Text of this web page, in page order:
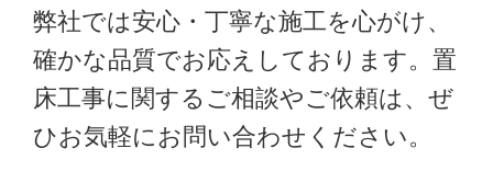
弊社では安心・丁寧な施工を心がけ、
確かな品質でお応えしております。置
床工事に関するご相談やご依頼は、ぜ
ひお気軽にお問い合わせください。